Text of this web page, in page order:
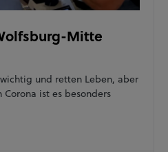
Mitte
und retten Leben, aber
ist es besonders